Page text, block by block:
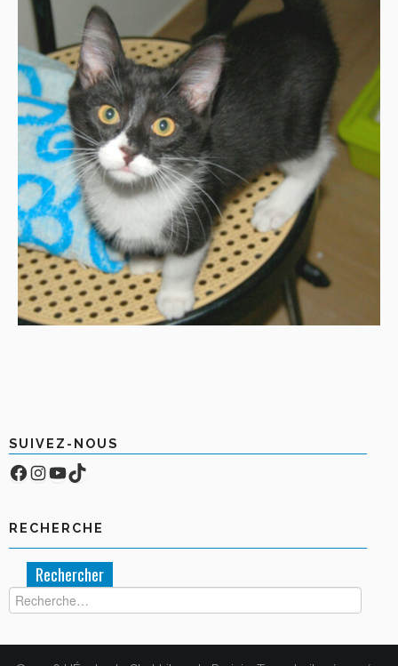
SUIVEZ-NOUS
Facebook
Compte Instagram
YouTube
TikTok
RECHERCHE
Rechercher :